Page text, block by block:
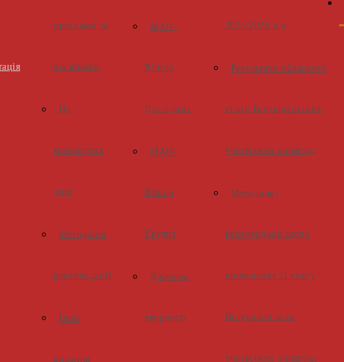
програми та
посібники
На
мольбертах
днів
Методичні
рекомендації
Інші
видання
МАН-
Юніор
Дослідник
МАН-
Юніор
Ерудит
Джерело
творчості
2025/2026 н.р
Результати обласного
етапу Всеукраїнських
учнівських олімпіад
Методичні
рекомендації щодо
проведення ІІ етапу
Всеукраїнських
учнівських олімпіад